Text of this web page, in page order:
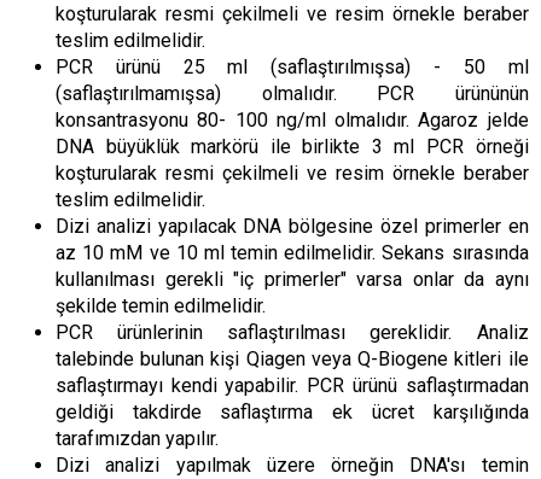
koşturularak resmi çekilmeli ve resim örnekle beraber
teslim edilmelidir.
PCR ürünü 25 ml (saflaştırılmışsa) - 50 ml
(saflaştırılmamışsa) olmalıdır. PCR ürününün
konsantrasyonu 80- 100 ng/ml olmalıdır. Agaroz jelde
DNA büyüklük markörü ile birlikte 3 ml PCR örneği
koşturularak resmi çekilmeli ve resim örnekle beraber
teslim edilmelidir.
Dizi analizi yapılacak DNA bölgesine özel primerler en
az 10 mM ve 10 ml temin edilmelidir. Sekans sırasında
kullanılması gerekli "iç primerler" varsa onlar da aynı
şekilde temin edilmelidir.
PCR ürünlerinin saflaştırılması gereklidir. Analiz
talebinde bulunan kişi Qiagen veya Q-Biogene kitleri ile
saflaştırmayı kendi yapabilir. PCR ürünü saflaştırmadan
geldiği takdirde saflaştırma ek ücret karşılığında
tarafımızdan yapılır.
Dizi analizi yapılmak üzere örneğin DNA'sı temin